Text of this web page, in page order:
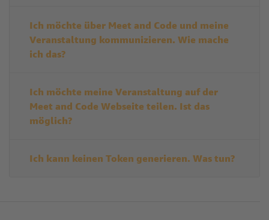
Ich möchte über Meet and Code und meine
Veranstaltung kommunizieren. Wie mache
ich das?
Ich möchte meine Veranstaltung auf der
Meet and Code Webseite teilen. Ist das
möglich?
Ich kann keinen Token generieren. Was tun?